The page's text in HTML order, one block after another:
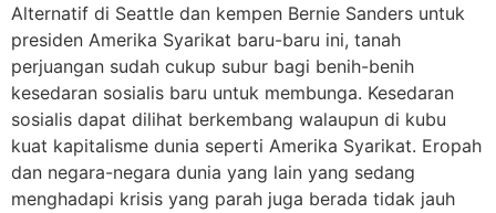
Alternatif di Seattle dan kempen Bernie Sanders untuk
presiden Amerika Syarikat baru-baru ini, tanah
perjuangan sudah cukup subur bagi benih-benih
kesedaran sosialis baru untuk membunga. Kesedaran
sosialis dapat dilihat berkembang walaupun di kubu
kuat kapitalisme dunia seperti Amerika Syarikat. Eropah
dan negara-negara dunia yang lain yang sedang
menghadapi krisis yang parah juga berada tidak jauh